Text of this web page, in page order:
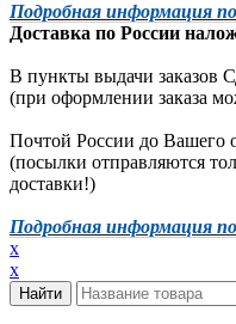
Подробная информация
Доставка по России
В пункты выдачи заказов
(при оформлении заказа
Почтой России до Вашего
(посылки отправляются
доставки!)
Подробная информация
x
x